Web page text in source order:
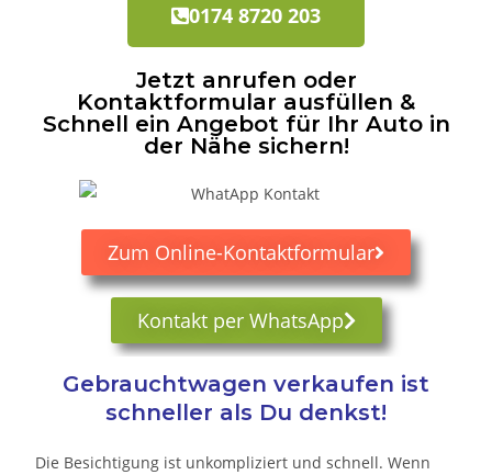
0174 8720 203
Jetzt anrufen oder
Kontaktformular ausfüllen &
Schnell ein Angebot für Ihr Auto in
der Nähe sichern!
Zum Online-Kontaktformular
Kontakt per WhatsApp
Gebrauchtwagen verkaufen ist
schneller als Du denkst!
Die Besichtigung ist unkompliziert und schnell. Wenn